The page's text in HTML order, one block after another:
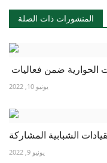
المنشورات ذات الصلة
يونيو 10, 2022
يونيو 9, 2022